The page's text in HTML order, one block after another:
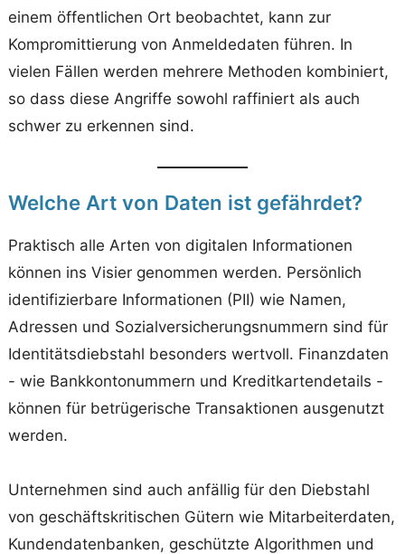
einem öffentlichen Ort beobachtet, kann zur
Kompromittierung von Anmeldedaten führen. In
vielen Fällen werden mehrere Methoden kombiniert,
so dass diese Angriffe sowohl raffiniert als auch
schwer zu erkennen sind.
Welche Art von Daten ist gefährdet?
Praktisch alle Arten von digitalen Informationen
können ins Visier genommen werden. Persönlich
identifizierbare Informationen (PII) wie Namen,
Adressen und Sozialversicherungsnummern sind für
Identitätsdiebstahl besonders wertvoll. Finanzdaten
- wie Bankkontonummern und Kreditkartendetails -
können für betrügerische Transaktionen ausgenutzt
werden.
Unternehmen sind auch anfällig für den Diebstahl
von geschäftskritischen Gütern wie Mitarbeiterdaten,
Kundendatenbanken, geschützte Algorithmen und